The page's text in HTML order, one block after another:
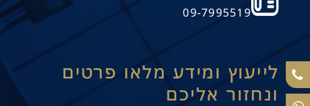
09-7995519
לייעוץ ומידע מלאו פרטים
ונחזור אליכם